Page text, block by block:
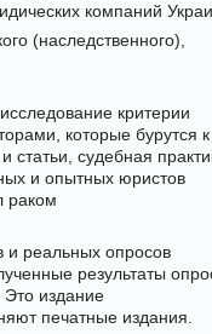
компаний
(наследственного),
критерии
которые бурутся к
судебная
и опытных юристов
раком
и реальных опросов
результаты
издание
печатные издания.